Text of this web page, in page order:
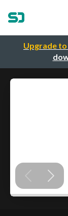
Upgrade to